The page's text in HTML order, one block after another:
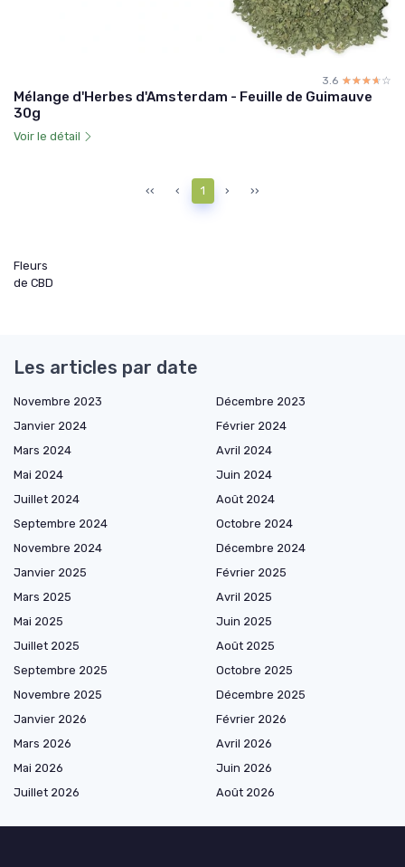
3.6 ☆☆☆☆☆
★★★★★
Mélange d'Herbes d'Amsterdam - Feuille de Guimauve
30g
Voir le détail
‹‹ ‹ 1 › ››
Fleurs
de CBD
Les articles par date
Novembre 2023
Décembre 2023
Janvier 2024
Février 2024
Mars 2024
Avril 2024
Mai 2024
Juin 2024
Juillet 2024
Août 2024
Septembre 2024
Octobre 2024
Novembre 2024
Décembre 2024
Janvier 2025
Février 2025
Mars 2025
Avril 2025
Mai 2025
Juin 2025
Juillet 2025
Août 2025
Septembre 2025
Octobre 2025
Novembre 2025
Décembre 2025
Janvier 2026
Février 2026
Mars 2026
Avril 2026
Mai 2026
Juin 2026
Juillet 2026
Août 2026